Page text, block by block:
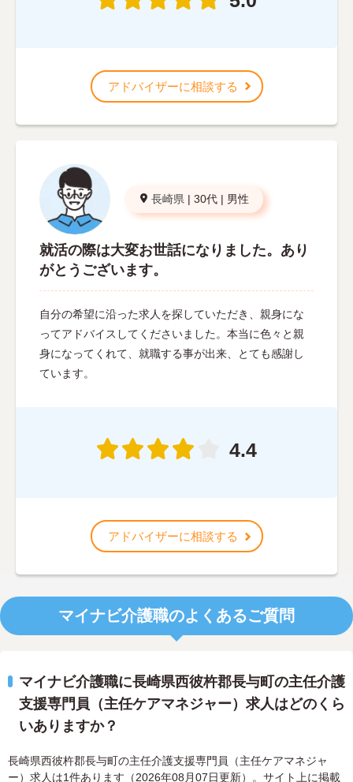
アドバイザーに相談する
長崎県 | 30代 | 男性
就活の際は大変お世話になりました。あり
がとうございます。
自分の希望に沿った求人を探していただき、親身にな
ってアドバイスしてくださいました。本当に色々と親
身になってくれて、就職する事が出来、とても感謝し
ています。
4.4
アドバイザーに相談する
マイナビ介護職のよくあるご質問
マイナビ介護職に長崎県西彼杵郡長与町の主任介護
支援専門員（主任ケアマネジャー）求人はどのくら
いありますか？
長崎県西彼杵郡長与町の主任介護支援専門員（主任ケアマネジャ
ー）求人は1件あります（2026年08月07日更新）。サイト上に掲載